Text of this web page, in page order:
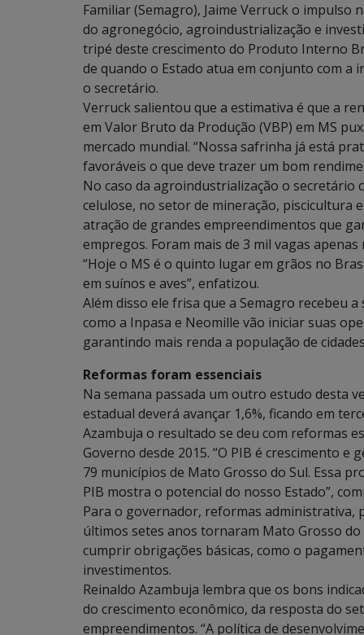
Familiar (Semagro), Jaime Verruck o impulso
do agronegócio, agroindustrialização e
tripé deste crescimento do Produto Interno
de quando o Estado atua em conjunto com a
o secretário.
Verruck salientou que a estimativa é que a
em Valor Bruto da Produção (VBP) em MS
mercado mundial. “Nossa safrinha já está
favoráveis o que deve trazer um bom
No caso da agroindustrialização o
celulose, no setor de mineração, piscicultura
atração de grandes empreendimentos que
empregos. Foram mais de 3 mil vagas
“Hoje o MS é o quinto lugar em grãos no
em suínos e aves”, enfatizou.
Além disso ele frisa que a Semagro recebeu
como a Inpasa e Neomille vão iniciar suas
garantindo mais renda a população de
Reformas foram essenciais
Na semana passada um outro estudo desta
estadual deverá avançar 1,6%, ficando em
Azambuja o resultado se deu com reformas
Governo desde 2015. “O PIB é crescimento
79 municípios de Mato Grosso do Sul. Essa
PIB mostra o potencial do nosso Estado”,
Para o governador, reformas administrativa,
últimos setes anos tornaram Mato Grosso
cumprir obrigações básicas, como o
investimentos.
Reinaldo Azambuja lembra que os bons
do crescimento econômico, da resposta do
empreendimentos. “A política de